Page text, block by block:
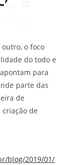
o foco
do todo e
para
parte das
de
de
blog/2019/01/